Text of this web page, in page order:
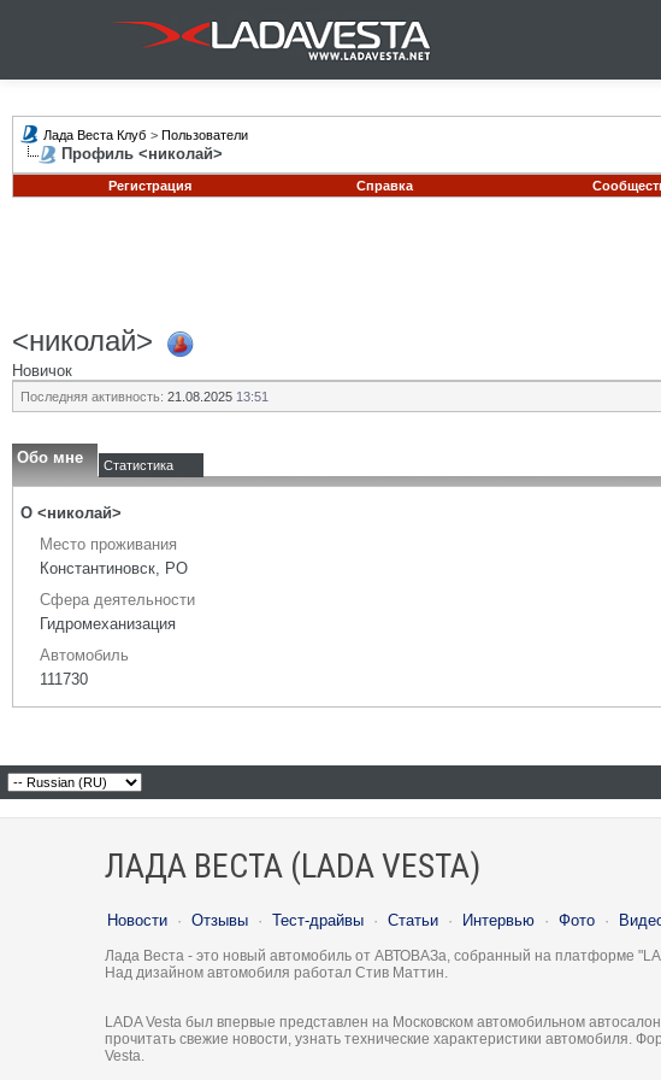
Лада Веста Клуб > Пользователи
Профиль <николай>
Регистрация
Справка
<николай>
Новичок
Последняя активность: 21.08.2025 13:51
Обо мне Статистика
О <николай>
Место проживания
Константиновск, РО
Сфера деятельности
Гидромеханизация
Автомобиль
111730
ЛАДА ВЕСТА (LADA VESTA)
Новости · Отзывы · Тест-драйвы · Статьи · Интервью · Фото ·
Лада Веста - это новый автомобиль от АВТОВАЗа, собранный на платформе
Над дизайном автомобиля работал Стив Маттин.
LADA Vesta был впервые представлен на Московском автомобильном
прочитать свежие новости, узнать технические характеристики
Vesta.